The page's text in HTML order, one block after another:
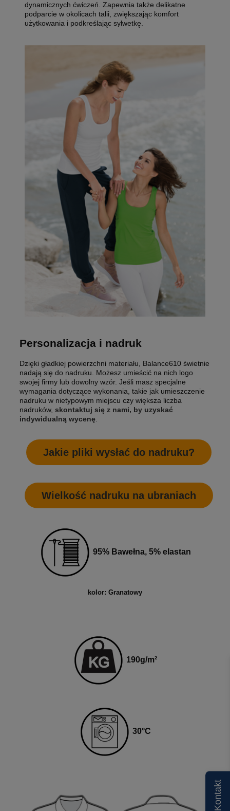
dynamicznych ćwiczeń. Zapewnia także delikatne
podparcie w okolicach talii, zwiększając komfort
użytkowania i podkreślając sylwetkę.
Personalizacja i nadruk
Dzięki gładkiej powierzchni materiału, Balance610 świetnie
nadają się do nadruku. Możesz umieścić na nich logo
swojej firmy lub dowolny wzór. Jeśli masz specjalne
wymagania dotyczące wykonania, takie jak umieszczenie
nadruku w nietypowym miejscu czy większa liczba
nadruków, skontaktuj się z nami, by uzyskać
indywidualną wycenę
Jakie pliki wysłać do nadruku?
Wielkość nadruku na ubraniach
95% Bawełna, 5% elastan
kolor: Granatowy
190g/m²
30°C
Kontakt